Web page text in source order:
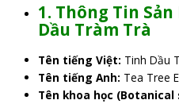
1. Thông Tin
Dầu Tràm Trà
Tên tiếng Việt: Tinh Dầu
Tên tiếng Anh: Tea Tree
Tên khoa học (Botanical